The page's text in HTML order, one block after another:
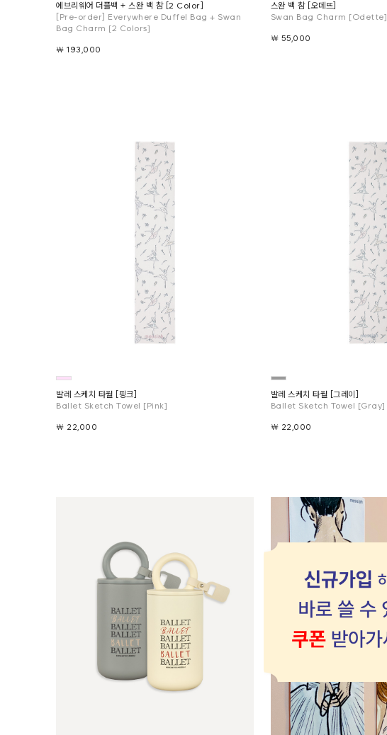
에브리웨어 더플백 + 스완 백 참 [2 Color]
[Pre-order] Everywhere Duffel Bag + Swan
Bag Charm [2 Colors]
￦ 193,000
스완 백 참 [오데뜨]
Swan Bag Charm [Odette]
￦ 55,000
발레 스케치 타월 [핑크]
Ballet Sketch Towel [Pink]
￦ 22,000
발레 스케치 타월 [그레이]
Ballet Sketch Towel [Gray]
￦ 22,000